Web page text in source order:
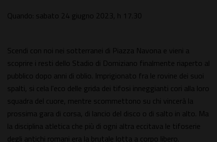
Quando: sabato 24 giugno 2023, h 17.30
Scendi con noi nei sotterranei di Piazza Navona e vieni a
scoprire i resti dello Stadio di Domiziano finalmente riaperto al
pubblico dopo anni di oblio. Imprigionato fra le rovine dei suoi
spalti, si cela l'eco delle grida dei tifosi inneggianti cori alla loro
squadra del cuore, mentre scommettono su chi vincerà la
prossima gara di corsa, di lancio del disco o di salto in alto. Ma
la disciplina atletica che più di ogni altra eccitava le tifoserie
degli antichi romani era la brutale lotta a corpo libero.